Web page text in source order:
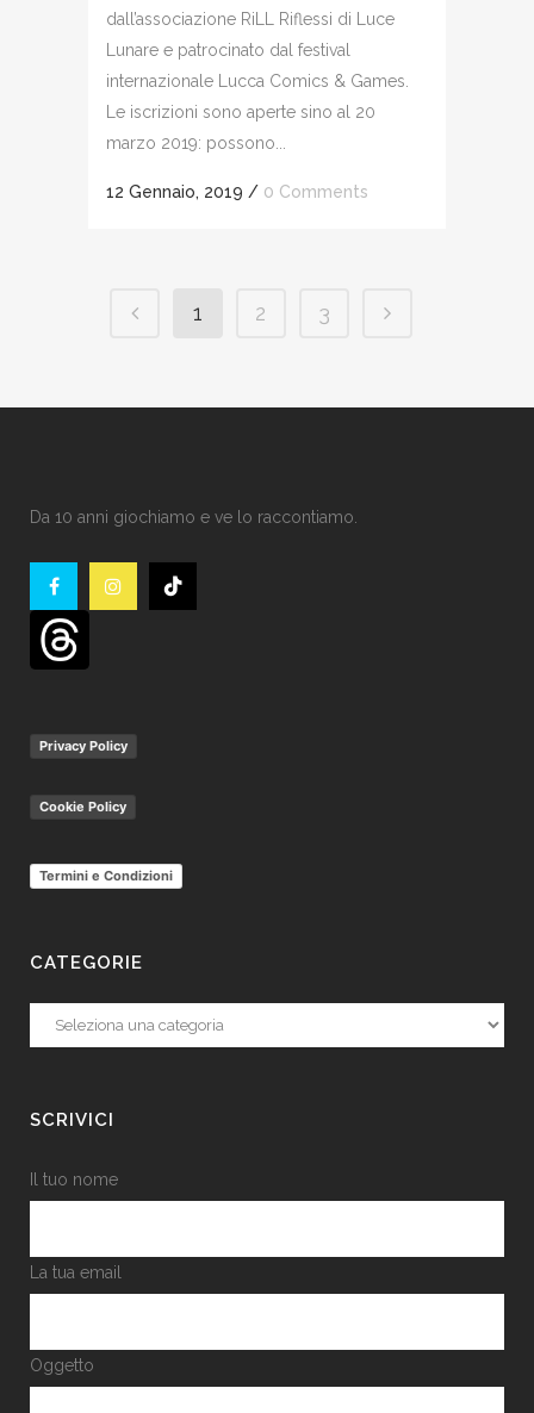
dall’associazione RiLL Riflessi di Luce
Lunare e patrocinato dal festival
internazionale Lucca Comics & Games.
Le iscrizioni sono aperte sino al 20
marzo 2019: possono...
12 Gennaio, 2019 / 0 Comments
1 2 3
Da 10 anni giochiamo e ve lo raccontiamo.
Privacy Policy
Cookie Policy
Termini e Condizioni
CATEGORIE
Categorie
SCRIVICI
Il tuo nome
La tua email
Oggetto